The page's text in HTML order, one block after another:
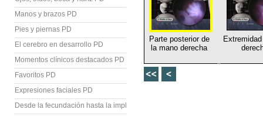
Manos y brazos PD
Pies y piernas PD
El cerebro en desarrollo PD
Momentos clínicos destacados PD
Favoritos PD
Expresiones faciales PD
Desde la fecundación hasta la implantación PD
Parte posterior de
la mano derecha